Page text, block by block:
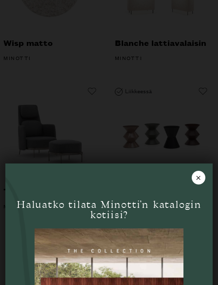
Wisp matto
MINOTTI
Blanche lattiavalaisin
MINOTTI
Tape nojatuoli
MINOTTI
Liikkeessä
MINOTTI
Tutustu myös
Haluatko tilata Minotti’n katalogin
kotiisi?
×